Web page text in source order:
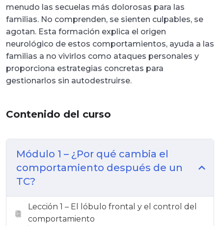
menudo las secuelas más dolorosas para las
familias. No comprenden, se sienten culpables, se
agotan. Esta formación explica el origen
neurológico de estos comportamientos, ayuda a las
familias a no vivirlos como ataques personales y
proporciona estrategias concretas para
gestionarlos sin autodestruirse.
Contenido del curso
Módulo 1 – ¿Por qué cambia el
comportamiento después de un
TC?
Lección 1 – El lóbulo frontal y el control del
comportamiento